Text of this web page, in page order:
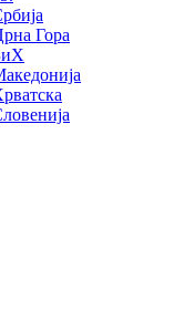
Гора